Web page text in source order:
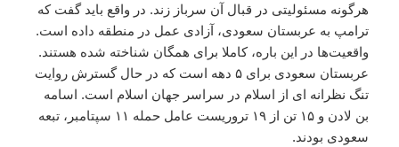
هرگونه مسئولیتی در قبال آن سرباز زند. در واقع باید گفت که
ترامپ به عربستان سعودی، آزادی عمل در منطقه داده است.
واقعیت‌ها در این باره، کاملا برای همگان شناخته شده هستند.
عربستان سعودی برای ۵ دهه است که در حال گسترش روایت
تنگ نظرانه ای از اسلام در سراسر جهان اسلام است. اسامه
بن لادن و ۱۵ تن از ۱۹ تروریست عامل حمله ۱۱ سپتامبر، تبعه
سعودی بودند.